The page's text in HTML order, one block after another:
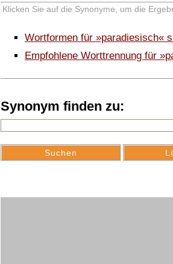
Klicken Sie auf die Synonyme, um die
Wortformen für »paradiesisch«
Empfohlene Worttrennung für
Synonym finden zu: